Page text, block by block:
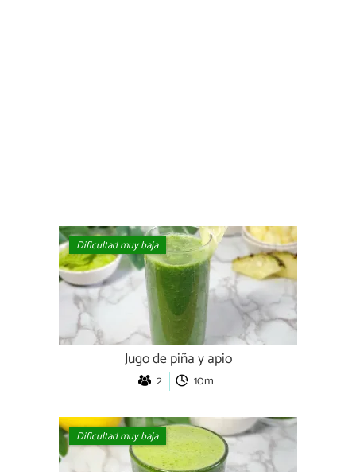
Dificultad muy baja
Jugo de piña y apio
2 10m
Dificultad muy baja